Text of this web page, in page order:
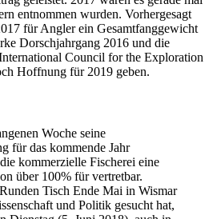
entnommen wurden. Vorhergesagt
für Angler ein Gesamtfanggewicht
Dorschjahrgang 2016 und die
Council for the Exploration
Hoffnung für 2019 geben.
Woche seine
für das kommende Jahr
kommerzielle Fischerei eine
über 100% für vertretbar.
Tisch Ende Mai in Wismar
und Politik gesucht hat,